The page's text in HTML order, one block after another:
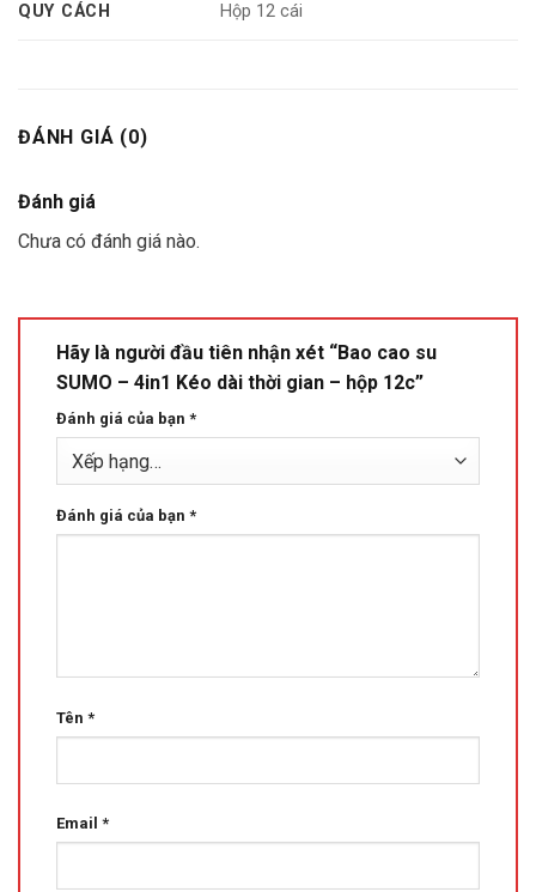
QUY CÁCH Hộp 12 cái
ĐÁNH GIÁ (0)
Đánh giá
Chưa có đánh giá nào.
Hãy là người đầu tiên nhận xét “Bao cao su
SUMO – 4in1 Kéo dài thời gian – hộp 12c”
Đánh giá của bạn *
Đánh giá của bạn *
Tên *
Email *